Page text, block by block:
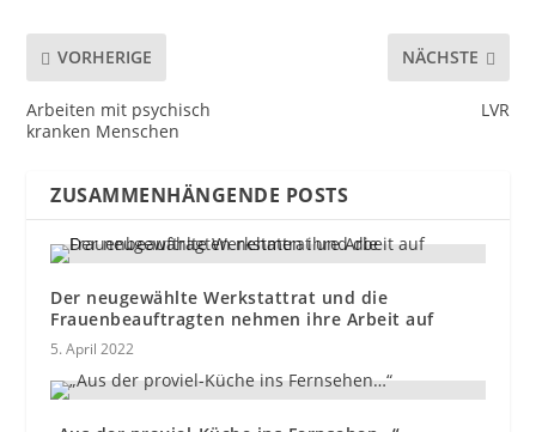
VORHERIGE
Arbeiten mit psychisch
kranken Menschen
NÄCHSTE
LVR
ZUSAMMENHÄNGENDE POSTS
Der neugewählte Werkstattrat und die
Frauenbeauftragten nehmen ihre Arbeit auf
5. April 2022